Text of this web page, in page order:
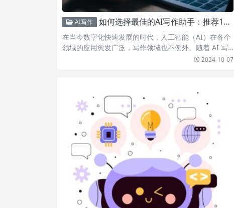
AI写作 如何选择最佳的AI写作助手：推荐10款免费工具帮你轻松创作小说与公文
在当今数字化快速发展的时代，人工智能（AI）在各个
领域的应用愈发广泛，写作领域也不例外。随着 AI 写
2024-10-07